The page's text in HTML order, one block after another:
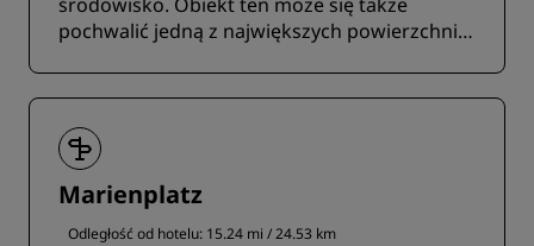
pochwalić jedną z największych powierzchni
Niemczech.
Marienplatz
Odległość od hotelu: 15.24 mi / 24.53 km